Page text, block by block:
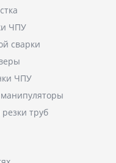
ЧПУ
сварки
ЧПУ
труб